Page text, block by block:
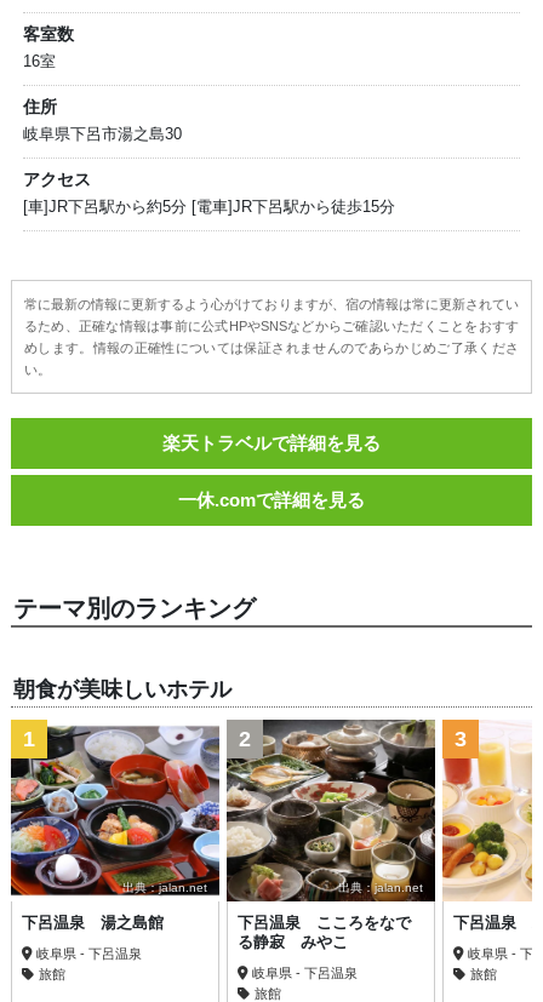
客室数
16室
住所
岐阜県下呂市湯之島30
アクセス
[車]JR下呂駅から約5分 [電車]JR下呂駅から徒歩15分
常に最新の情報に更新するよう心がけておりますが、宿の情報は常に更新されてい
るため、正確な情報は事前に公式HPやSNSなどからご確認いただくことをおすす
めします。情報の正確性については保証されませんのであらかじめご了承くださ
い。
楽天トラベルで詳細を見る
一休.comで詳細を見る
テーマ別のランキング
朝食が美味しいホテル
出典：jalan.net
1
下呂温泉 湯之島館
岐阜県 - 下呂温泉
旅館
出典：jalan.net
2
下呂温泉 こころをなで
る静寂 みやこ
岐阜県 - 下呂温泉
旅館
3
下呂温泉
岐阜県 - 下
旅館